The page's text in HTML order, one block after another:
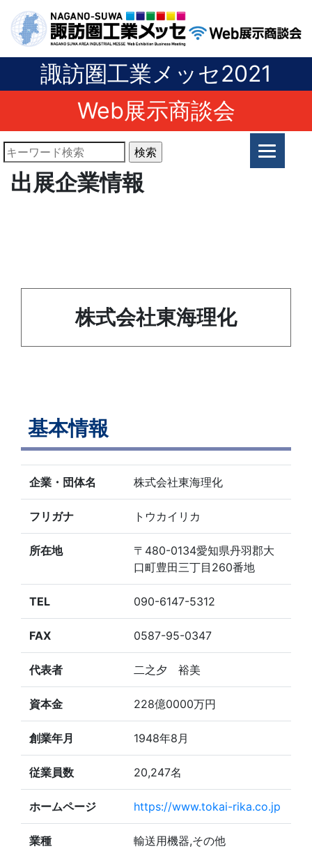
諏訪圏工業メッセ2021
Web展示商談会
出展企業情報
株式会社東海理化
基本情報
企業・団体名 株式会社東海理化
フリガナ トウカイリカ
所在地
〒480-0134愛知県丹羽郡大
口町豊田三丁目260番地
TEL 090-6147-5312
FAX 0587-95-0347
代表者 二之夕 裕美
資本金 228億0000万円
創業年月 1948年8月
従業員数 20,247名
ホームページ https://www.tokai-rika.co.jp
業種 輸送用機器,その他